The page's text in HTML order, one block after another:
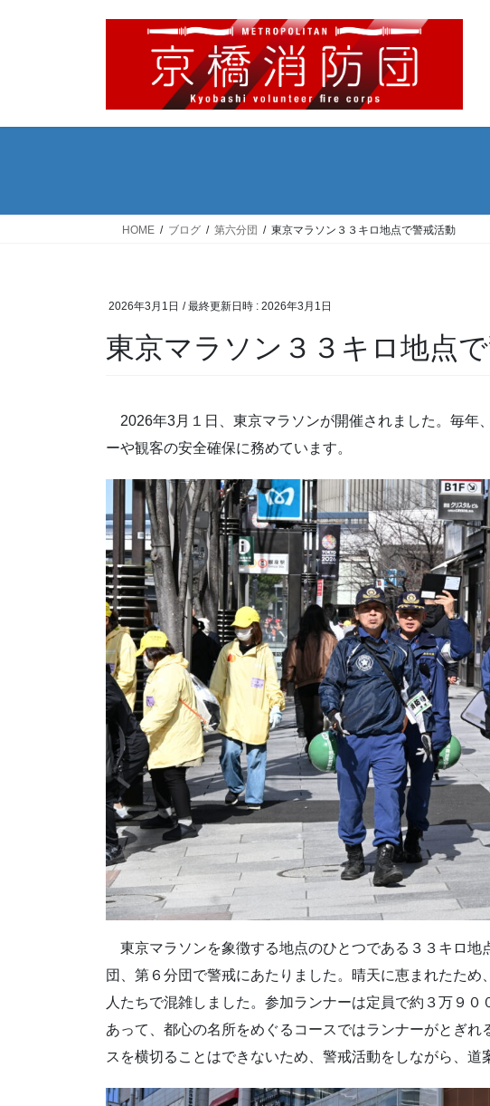
HOME ブログ 第六分団 東京マラソン３３キロ地点で警戒活動
2026年3月1日 / 最終更新日時 : 2026年3月1日
東京マラソン３３キロ地点
2026年3月１日、東京マラソンが開催されました。毎年
ーや観客の安全確保に務めています。
東京マラソンを象徴する地点のひとつである３３キロ地
団、第６分団で警戒にあたりました。晴天に恵まれたた
人たちで混雑しました。参加ランナーは定員で約３万９
あって、都心の名所をめぐるコースではランナーがとぎ
スを横切ることはできないため、警戒活動をしながら、道